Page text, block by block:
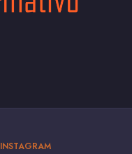
INSTAGRAM